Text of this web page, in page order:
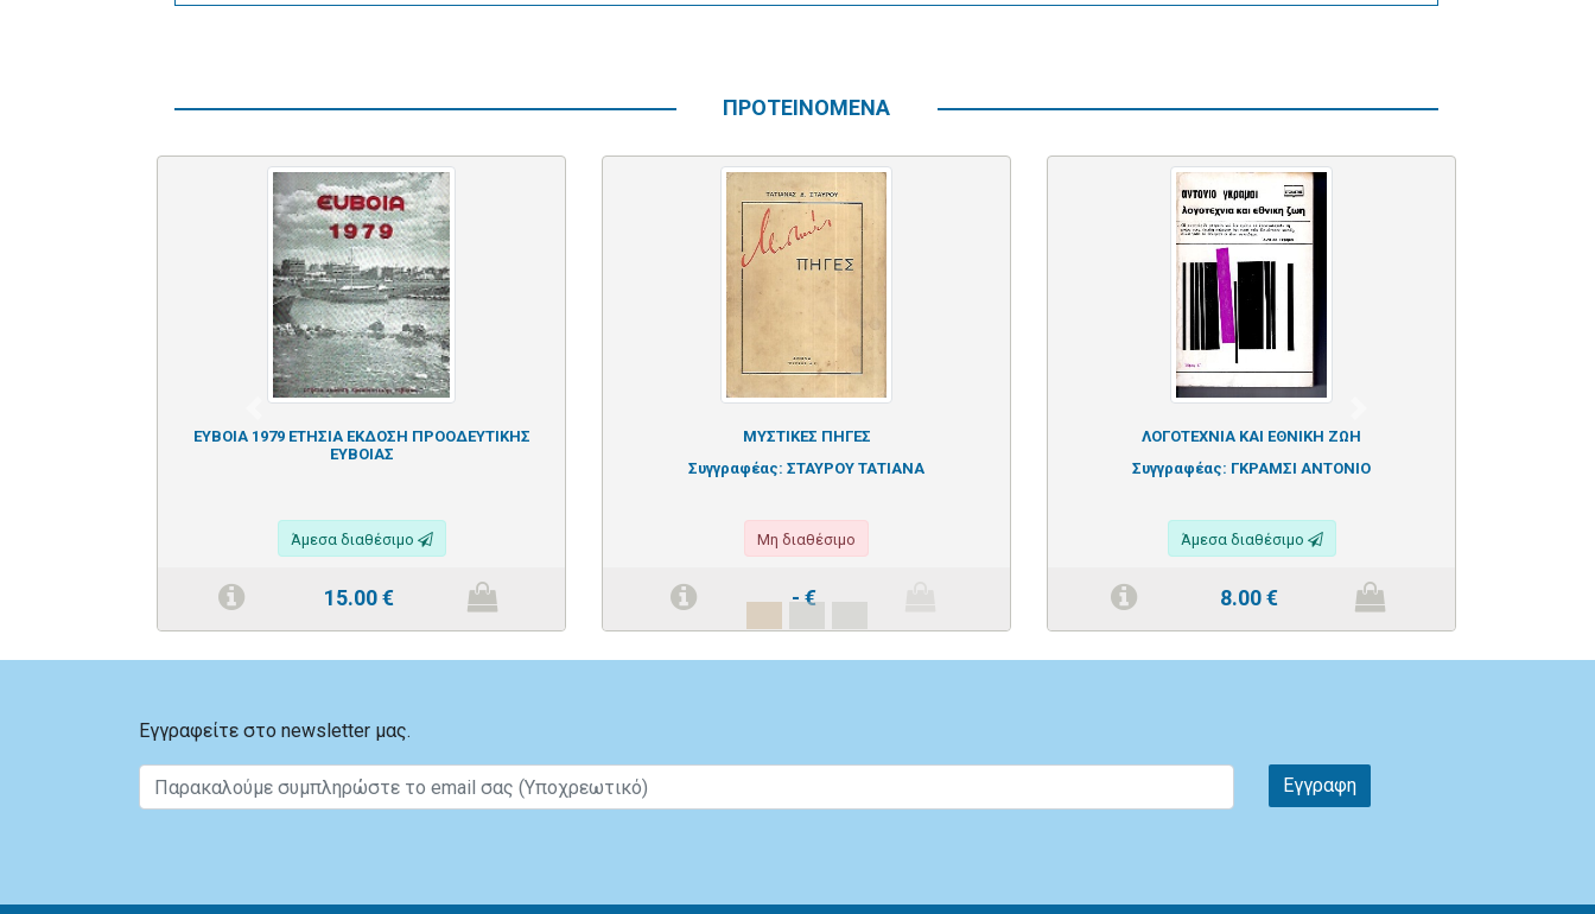
ΠΡΟΤΕΙΝΟΜΕΝΑ
ΕΥΒΟΙΑ 1979 ΕΤΗΣΙΑ ΕΚΔΟΣΗ ΠΡΟΟΔΕΥΤΙΚΗΣ
ΕΥΒΟΙΑΣ
Άμεσα διαθέσιμο
15.00€
ΜΥΣΤΙΚΕΣ ΠΗΓΕΣ
Συγγραφέας: ΣΤΑΥΡΟΥ ΤΑΤΙΑΝΑ
Μη διαθέσιμο
- €
ΛΟΓΟΤΕΧΝΙΑ ΚΑΙ ΕΘΝΙΚΗ ΖΩΗ
Συγγραφέας: ΓΚΡΑΜΣΙ ΑΝΤΟΝΙΟ
Άμεσα διαθέσιμο
8.00€
Εγγραφείτε στο newsletter μας.
Εγγραφη